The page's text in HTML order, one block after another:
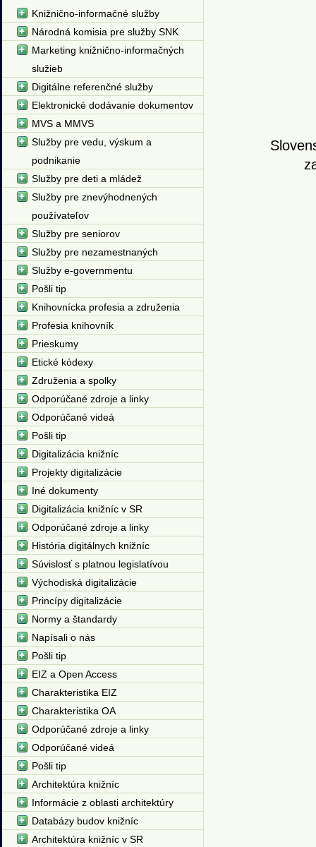
Knižnično-informačné služby
Národná komisia pre služby SNK
Marketing knižnično-informačných
služieb
Digitálne referenčné služby
Elektronické dodávanie dokumentov
MVS a MMVS
Služby pre vedu, výskum a
podnikanie
Služby pre deti a mládež
Služby pre znevýhodnených
používateľov
Služby pre seniorov
Služby pre nezamestnaných
Služby e-governmentu
Pošli tip
Knihovnícka profesia a združenia
Profesia knihovník
Prieskumy
Etické kódexy
Združenia a spolky
Odporúčané zdroje a linky
Odporúčané videá
Pošli tip
Digitalizácia knižníc
Projekty digitalizácie
Iné dokumenty
Digitalizácia knižníc v SR
Odporúčané zdroje a linky
História digitálnych knižníc
Súvislosť s platnou legislatívou
Východiská digitalizácie
Princípy digitalizácie
Normy a štandardy
Napísali o nás
Pošli tip
EIZ a Open Access
Charakteristika EIZ
Charakteristika OA
Odporúčané zdroje a linky
Odporúčané videá
Pošli tip
Architektúra knižníc
Informácie z oblasti architektúry
Databázy budov knižníc
Architektúra knižníc v SR